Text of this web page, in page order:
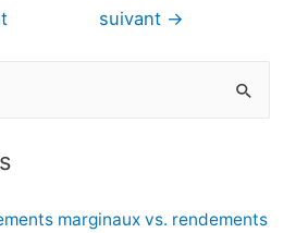
suivant →
marginaux vs. rendements